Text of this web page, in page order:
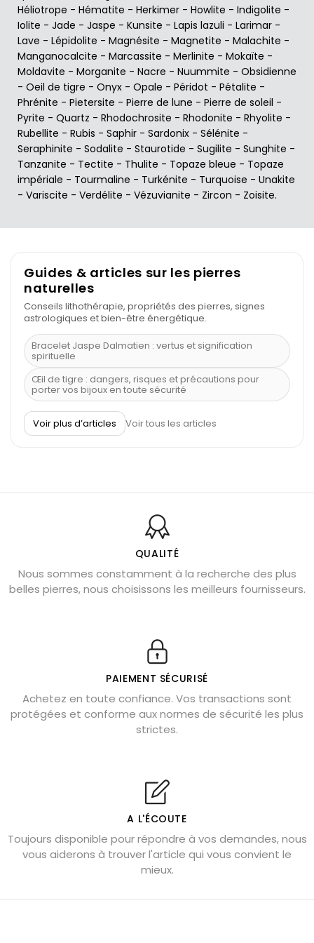
Héliotrope - Hématite - Herkimer - Howlite - Indigolite -
Iolite - Jade - Jaspe - Kunsite - Lapis lazuli - Larimar -
Lave - Lépidolite - Magnésite - Magnetite - Malachite -
Manganocalcite - Marcassite - Merlinite - Mokaïte -
Moldavite - Morganite - Nacre - Nuummite - Obsidienne
- Oeil de tigre - Onyx - Opale - Péridot - Pétalite -
Phrénite - Pietersite - Pierre de lune - Pierre de soleil -
Pyrite - Quartz - Rhodochrosite - Rhodonite - Rhyolite -
Rubellite - Rubis - Saphir - Sardonix - Sélénite -
Seraphinite - Sodalite - Staurotide - Sugilite - Sunghite -
Tanzanite - Tectite - Thulite - Topaze bleue - Topaze
impériale - Tourmaline - Turkénite - Turquoise - Unakite
- Variscite - Verdélite - Vézuvianite - Zircon - Zoisite.
Guides & articles sur les pierres
naturelles
Conseils lithothérapie, propriétés des pierres, signes
astrologiques et bien-être énergétique.
Bracelet Jaspe Dalmatien : vertus et signification
spirituelle
Œil de tigre : dangers, risques et précautions pour
porter vos bijoux en toute sécurité
À quel poignet porter un bracelet de pierre
Découvrez le scorpion et ses pierres
Bienfaits de la sélénite – pierre des anges
L’améthyste est-elle faite pour moi ?
Chrysocolle : pierre apaisante
Obsidienne dorée : vertus et signification
Véritable citrine naturelle non chauffée
Où placer la citrine dans la maison
Cornaline : propriétés magiques
Capricorne : quelles pierres choisir
Shungite : purification et protection
Bagues en labradorite argent 925
Lapis lazuli : propriétés et précautions
Citrine : propriétés magiques
Aigue-marine : propriétés et couleurs
Voir plus d’articles Voir tous les articles
QUALITÉ
Nous sommes constamment à la recherche des plus
belles pierres, nous choisissons les meilleurs fournisseurs.
PAIEMENT SÉCURISÉ
Achetez en toute confiance. Vos transactions sont
protégées et conforme aux normes de sécurité les plus
strictes.
A L'ÉCOUTE
Toujours disponible pour répondre à vos demandes, nous
vous aiderons à trouver l'article qui vous convient le
mieux.